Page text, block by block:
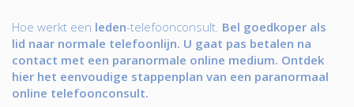
Hoe werkt een leden-telefoonconsult. Bel goedkoper als
lid naar normale telefoonlijn. U gaat pas betalen na
contact met een paranormale online medium. Ontdek
hier het eenvoudige stappenplan van een paranormaal
online telefoonconsult.